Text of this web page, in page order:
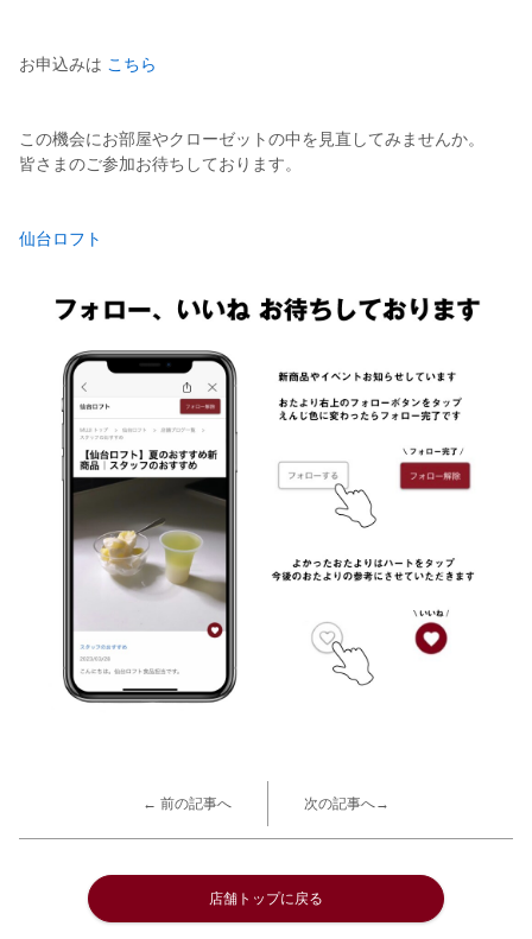
お申込みは こちら
この機会にお部屋やクローゼットの中を見直してみませんか。
皆さまのご参加お待ちしております。
仙台ロフト
← 前の記事へ 次の記事へ→
店舗トップに戻る